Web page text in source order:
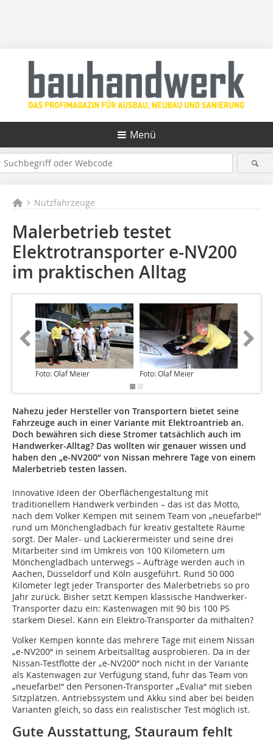
Menü
Nutzfahrzeuge
Malerbetrieb testet
Elektrotransporter e-NV200
im praktischen Alltag
Foto: Olaf Meier Foto: Olaf Meier
Nahezu jeder Hersteller von Transportern bietet seine
Fahrzeuge auch in einer Variante mit Elektroantrieb an.
Doch bewähren sich diese Stromer tatsächlich auch im
Handwerker-Alltag? Das wollten wir genauer wissen und
haben den „e-NV200“ von Nissan mehrere Tage von einem
Malerbetrieb testen lassen.
Innovative Ideen der Oberflächengestaltung mit
traditionellem Handwerk verbinden – das ist das Motto,
nach dem Volker Kempen mit seinem Team von „neuefarbe!“
rund um Mönchengladbach für kreativ gestaltete Räume
sorgt. Der Maler- und Lackierermeister und seine drei
Mitarbeiter sind im Umkreis von 100 Kilometern um
Mönchengladbach unterwegs – Aufträge werden auch in
Aachen, Düsseldorf und Köln ausgeführt. Rund 50 000
Kilometer legt jeder Transporter des Malerbetriebs so pro
Jahr zurück. Bisher setzt Kempen klassische Handwerker-
Transporter dazu ein: Kastenwagen mit 90 bis 100 PS
starkem Diesel. Kann ein Elektro-Transporter da mithalten?
Volker Kempen konnte das mehrere Tage mit einem Nissan
„e-NV200“ in seinem Arbeitsalltag ausprobieren. Da in der
Nissan-Testflotte der „e-NV200“ noch nicht in der Variante
als Kastenwagen zur Verfügung stand, fuhr das Team von
„neuefarbe!“ den Personen-Transporter „Evalia“ mit sieben
Sitzplätzen. Antriebssystem und Akku sind aber bei beiden
Varianten gleich, so dass ein realistischer Test möglich ist.
Gute Ausstattung, Stauraum fehlt